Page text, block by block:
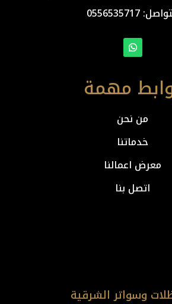
0556535717
مهمة
من نحن
خدماتنا
معرض اعمالنا
اتصل بنا
وسواتر الشرقية